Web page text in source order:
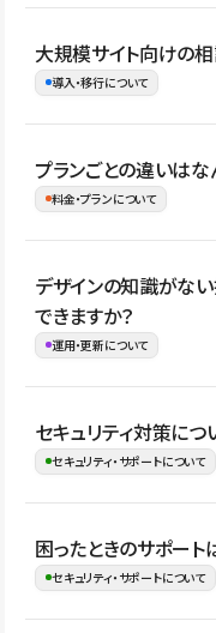
はい。既存サイトの構成
Studio上に再構築する形
イト全体のデザインや設
め、移行後にページ構成
大規模サイト向けの
導入・移行について
はい。アクセス規模が大
理、セキュリティ確認
ない段階でも、お問い合
お問合せはこちら
プランごとの違いはな
料金・プランについて
公開ページ数、バージョ
管理の有無などがプラン
ージをご覧ください。
デザインの知識がな
できますか？
運用・更新について
はい。CMSやコンポーネ
ことで、デザインを崩し
ながらレイアウトに影響
す。
セキュリティ対策につ
セキュリティ・サポートについて
Studioでは、公開サイト
の暗号化、データ保護
困ったときのサポート
セキュリティ・サポートについて